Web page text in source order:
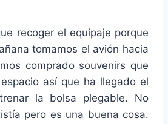
recoger el equipaje porque
tomamos el avión hacia
comprado souvenirs que
así que ha llegado el
la bolsa plegable. No
pero es una buena cosa.